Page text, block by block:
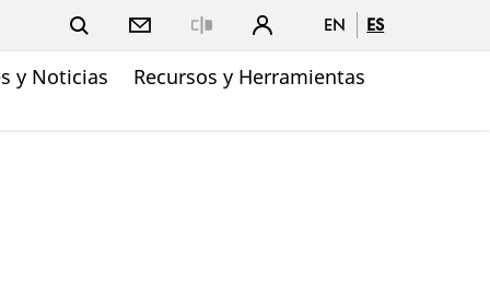
EN ES
y Noticias
Recursos y Herramientas